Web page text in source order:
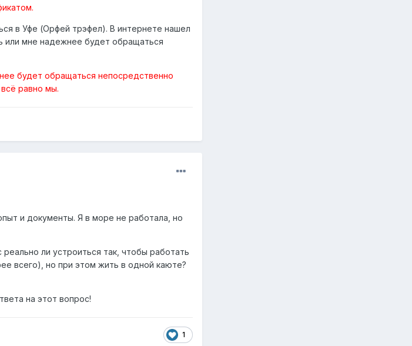
в Уфе (Орфей трэфел). В интернете нашел
или мне надежнее будет обращаться
будет обращаться непосредственно
равно мы.
и документы. Я в море не работала, но
ли устроиться так, чтобы работать
всего), но при этом жить в одной каюте?
на этот вопрос!
1